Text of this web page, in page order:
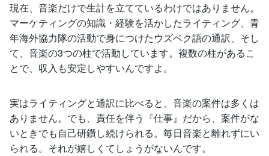
現在、音楽だけで生計を立てているわけではありません。
マーケティングの知識・経験を活かしたライティング、青
年海外協力隊の活動で身につけたウズベク語の通訳、そし
て、音楽の3つの柱で活動しています。複数の柱があるこ
とで、収入も安定しやすいんですよ。
実はライティングと通訳に比べると、音楽の案件は多くは
ありません。でも、責任を伴う『仕事』だから、案件がな
いときでも自己研鑽し続けられる。毎日音楽と離れずにい
られる。それが嬉しくてしょうがないんです。